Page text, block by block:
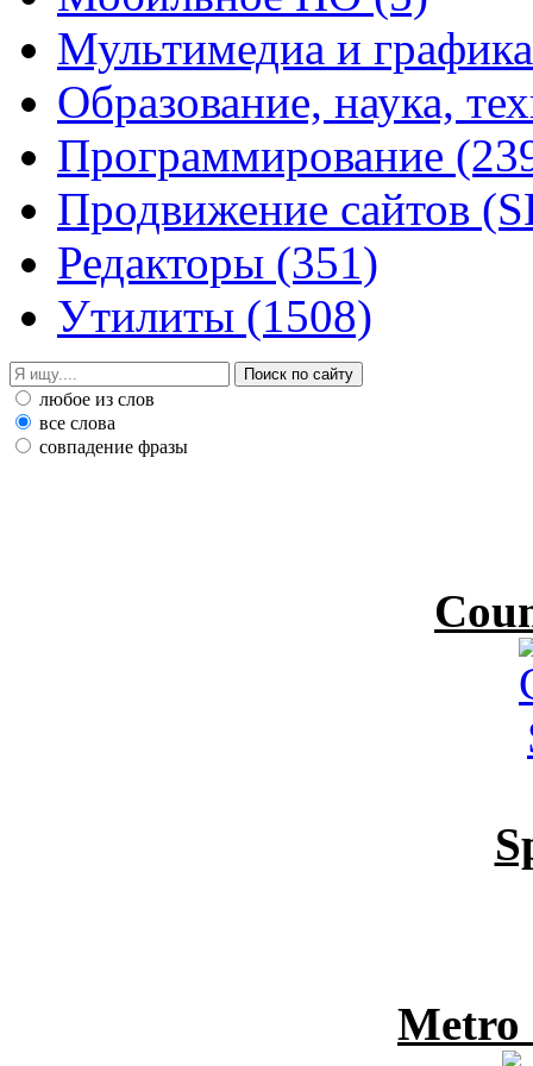
Мультимедиа и
Образование, наука,
Программирование
Продвижение сайтов
Редакторы (351)
Утилиты (1508)
любое из слов
все слова
совпадение фразы
Metro